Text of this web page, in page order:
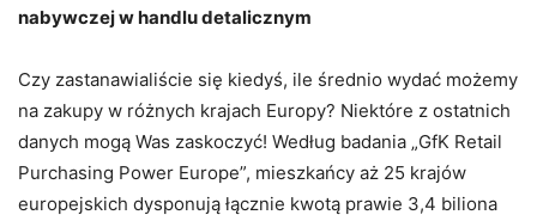
nabywczej w handlu detalicznym
Czy zastanawialiście się kiedyś, ile średnio wydać możemy
na zakupy w różnych krajach Europy? Niektóre z ostatnich
danych mogą Was zaskoczyć! Według badania „GfK Retail
Purchasing Power Europe”, mieszkańcy aż 25 krajów
europejskich dysponują łącznie kwotą prawie 3,4 biliona